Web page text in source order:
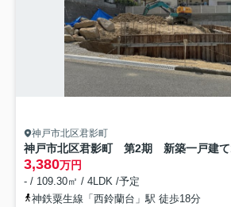
神戸市北区君影町
神戸市北区君影町 第2期 新築一戸建て
3,380万円
- / 109.30㎡ / 4LDK /予定
神鉄粟生線「西鈴蘭台」駅 徒歩18分